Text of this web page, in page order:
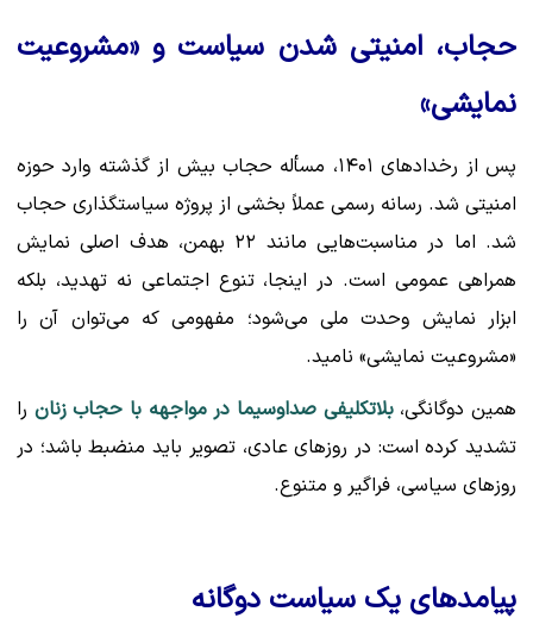
حجاب، امنیتی شدن سیاست و «مشروعیت
نمایشی»
پس از رخدادهای ۱۴۰۱، مسأله حجاب بیش از گذشته وارد حوزه
امنیتی شد. رسانه رسمی عملاً بخشی از پروژه سیاستگذاری حجاب
شد. اما در مناسبت‌هایی مانند ۲۲ بهمن، هدف اصلی نمایش
همراهی عمومی است. در اینجا، تنوع اجتماعی نه تهدید، بلکه
ابزار نمایش وحدت ملی می‌شود؛ مفهومی که می‌توان آن را
«مشروعیت نمایشی» نامید.
همین دوگانگی،بلاتکلیفی صداوسیما در مواجهه با حجاب زنان را
تشدید کرده است: در روزهای عادی، تصویر باید منضبط باشد؛ در
روزهای سیاسی، فراگیر و متنوع.
پیامدهای یک سیاست دوگانه